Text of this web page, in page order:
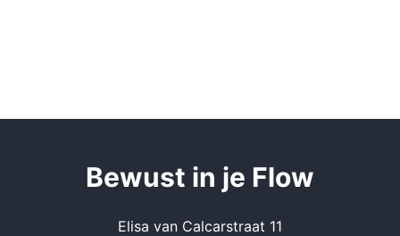
Bewust in je Flow
Elisa van Calcarstraat 11